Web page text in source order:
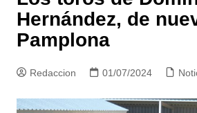
Hernández, de
Pamplona
Redaccion 01/07/2024